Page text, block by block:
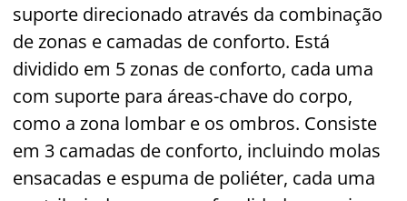
suporte direcionado através da combinação
de zonas e camadas de conforto. Está
dividido em 5 zonas de conforto, cada uma
com suporte para áreas-chave do corpo,
como a zona lombar e os ombros. Consiste
em 3 camadas de conforto, incluindo molas
ensacadas e espuma de poliéter, cada uma